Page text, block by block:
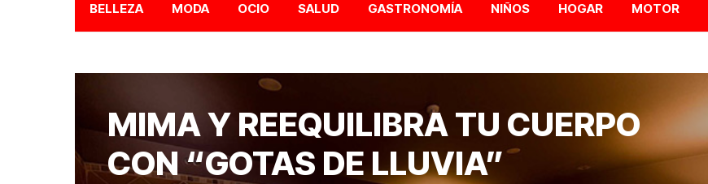
BELLEZA MODA OCIO SALUD GASTRONOMÍA NIÑOS HOGAR MOTOR
MIMA Y REEQUILIBRA TU CUERPO
CON “GOTAS DE LLUVIA”